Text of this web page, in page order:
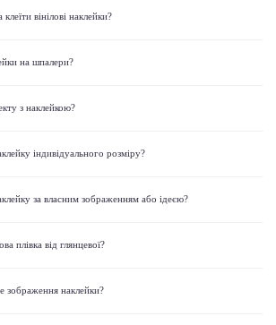
вінілові наклейки?
на шпалери?
з наклейкою?
індивідуального розміру?
за власним зображенням або ідеєю?
плівка від глянцевої?
зображення наклейки?